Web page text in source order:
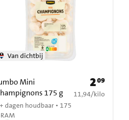
Mini
175 g
dagen houdbaar • 175
Van dichtbij
Prijs: € 2,09
209
€ 11,94 per kilo
11,94/kilo